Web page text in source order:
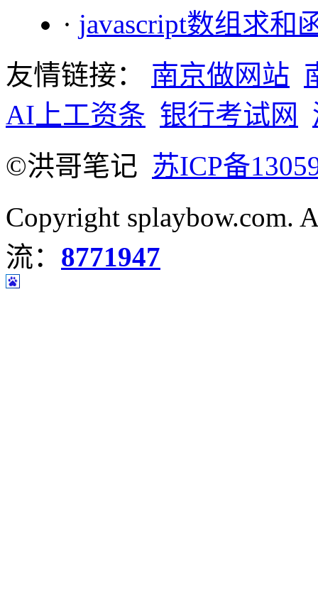
· javascript数组求和
友情链接：
南京做网站
AI上工资条 银行考试网
©洪哥笔记 苏ICP备
Copyright splaybow.com.
流： 8771947